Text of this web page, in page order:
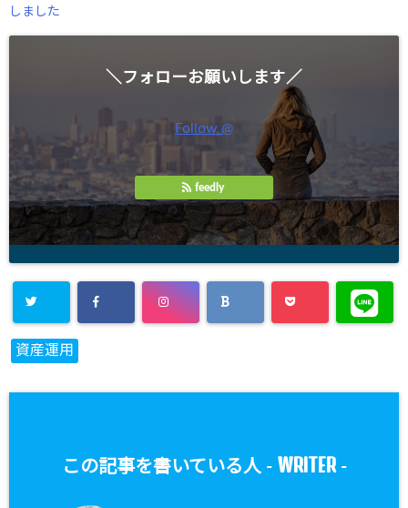
しました
＼フォローお願いします／
Follow @
feedly
資産運用
この記事を書いている人 - WRITER-